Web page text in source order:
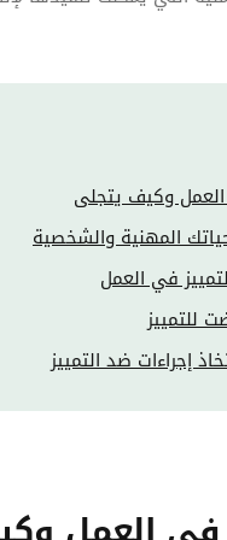
وكيف يتجلى
المهنية والشخصية
في العمل
للتمييز
إجراءات ضد التمييز